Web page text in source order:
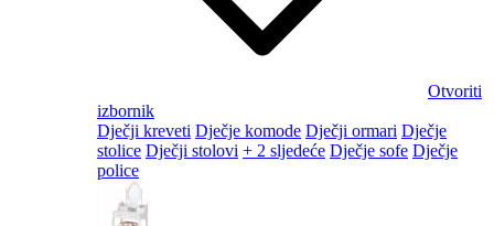
Otvoriti
izbornik
Dječji kreveti Dječje komode Dječji ormari Dječje
stolice Dječji stolovi + 2 sljedeće Dječje sofe Dječje
police